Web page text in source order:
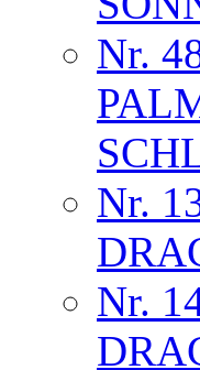
Nr.
Nr.
Nr.